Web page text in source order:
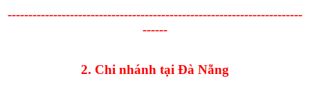
-----------------------------------------------------------------------
------
2. Chi nhánh tại Đà Nẵng